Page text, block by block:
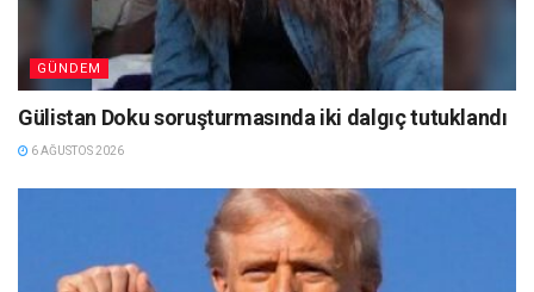
GÜNDEM
Gülistan Doku soruşturmasında iki dalgıç tutuklandı
6 AĞUSTOS 2026